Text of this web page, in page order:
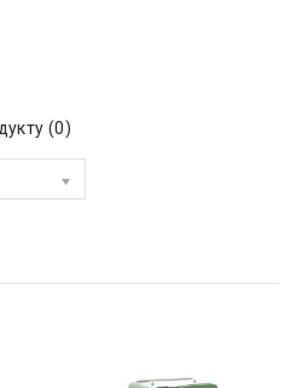
(0)